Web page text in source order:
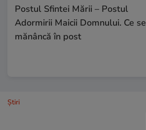
Postul Sfintei Mării – Postul
Adormirii Maicii Domnului. Ce se
mănâncă în post
Ştiri